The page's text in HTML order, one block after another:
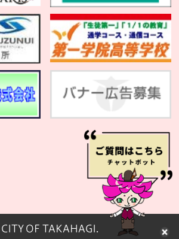
OF TAKAHAGI.